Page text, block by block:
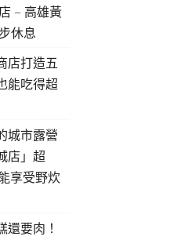
– 高雄黃
休息
店打造五
能吃得超
城市露營
店」超
享受野炊
還要肉！